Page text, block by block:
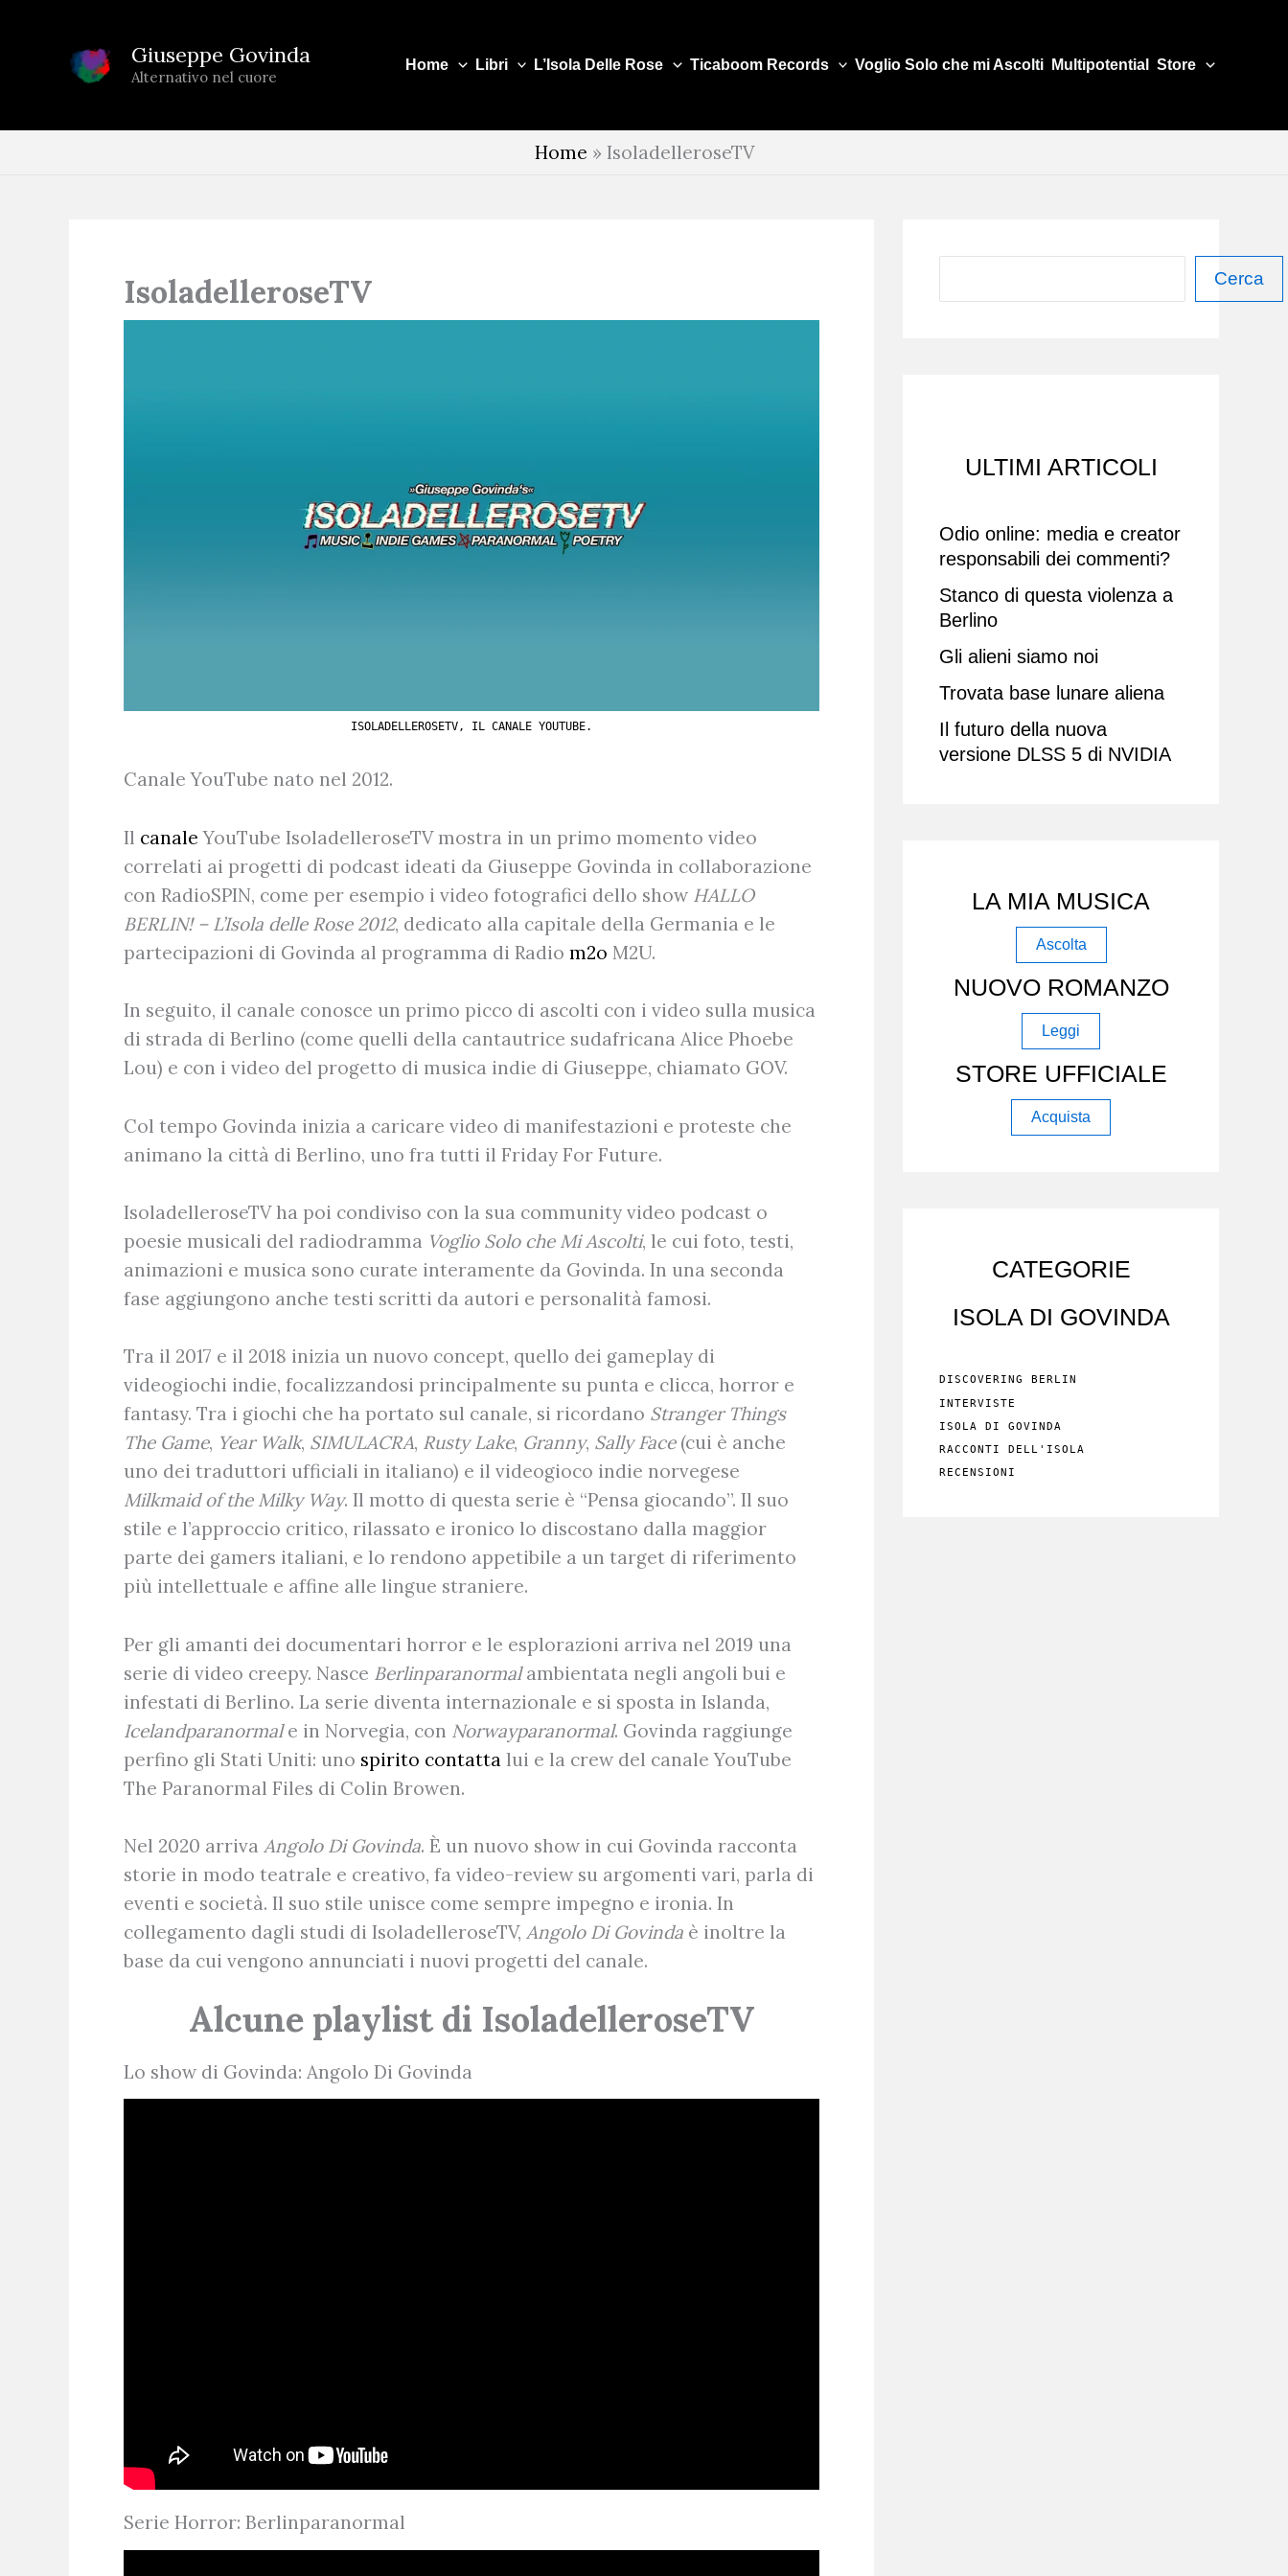
contenuto
Giuseppe Govinda
Alternativo nel cuore
Home Libri L’Isola Delle Rose Ticaboom Records Voglio Solo che mi Ascolti Multipotential Store
Home » IsoladelleroseTV
IsoladelleroseTV
ISOLADELLEROSETV, IL CANALE YOUTUBE.
Canale YouTube nato nel 2012.
Il canale YouTube IsoladelleroseTV mostra in un primo momento video
correlati ai progetti di podcast ideati da Giuseppe Govinda in collaborazione
con RadioSPIN, come per esempio i video fotografici dello show HALLO
BERLIN! – L’Isola delle Rose 2012, dedicato alla capitale della Germania e le
partecipazioni di Govinda al programma di Radio m2o M2U.
In seguito, il canale conosce un primo picco di ascolti con i video sulla musica
di strada di Berlino (come quelli della cantautrice sudafricana Alice Phoebe
Lou) e con i video del progetto di musica indie di Giuseppe, chiamato GOV.
Col tempo Govinda inizia a caricare video di manifestazioni e proteste che
animano la città di Berlino, uno fra tutti il Friday For Future.
IsoladelleroseTV ha poi condiviso con la sua community video podcast o
poesie musicali del radiodramma Voglio Solo che Mi Ascolti, le cui foto, testi,
animazioni e musica sono curate interamente da Govinda. In una seconda
fase aggiungono anche testi scritti da autori e personalità famosi.
Tra il 2017 e il 2018 inizia un nuovo concept, quello dei gameplay di
videogiochi indie, focalizzandosi principalmente su punta e clicca, horror e
fantasy. Tra i giochi che ha portato sul canale, si ricordano Stranger Things
The Game, Year Walk, SIMULACRA, Rusty Lake, Granny, Sally Face(cui è anche
uno dei traduttori ufficiali in italiano) e il videogioco indie norvegese
Milkmaid of the Milky Way. Il motto di questa serie è “Pensa giocando”. Il suo
stile e l’approccio critico, rilassato e ironico lo discostano dalla maggior
parte dei gamers italiani, e lo rendono appetibile a un target di riferimento
più intellettuale e affine alle lingue straniere.
Per gli amanti dei documentari horror e le esplorazioni arriva nel 2019 una
serie di video creepy. Nasce Berlinparanormalambientata negli angoli bui e
infestati di Berlino. La serie diventa internazionale e si sposta in Islanda,
Icelandparanormale in Norvegia, con Norwayparanormal. Govinda raggiunge
perfino gli Stati Uniti: uno spirito contatta lui e la crew del canale YouTube
The Paranormal Files di Colin Browen.
Nel 2020 arriva Angolo Di Govinda. È un nuovo show in cui Govinda racconta
storie in modo teatrale e creativo, fa video-review su argomenti vari, parla di
eventi e società. Il suo stile unisce come sempre impegno e ironia. In
collegamento dagli studi di IsoladelleroseTV, Angolo Di Govinda è inoltre la
base da cui vengono annunciati i nuovi progetti del canale.
Alcune playlist di IsoladelleroseTV
Lo show di Govinda: Angolo Di Govinda
Serie Horror: Berlinparanormal
e
Cerca
ULTIMI ARTICOLI
Odio online: media e creator
responsabili dei commenti?
Stanco di questa violenza a
Berlino
Gli alieni siamo noi
Trovata base lunare aliena
Il futuro della nuova
versione DLSS 5 di NVIDIA
LA MIA MUSICA
Ascolta
NUOVO ROMANZO
Leggi
STORE UFFICIALE
Acquista
CATEGORIE
ISOLA DI GOVINDA
DISCOVERING BERLIN
INTERVISTE
ISOLA DI GOVINDA
RACCONTI DELL'ISOLA
RECENSIONI